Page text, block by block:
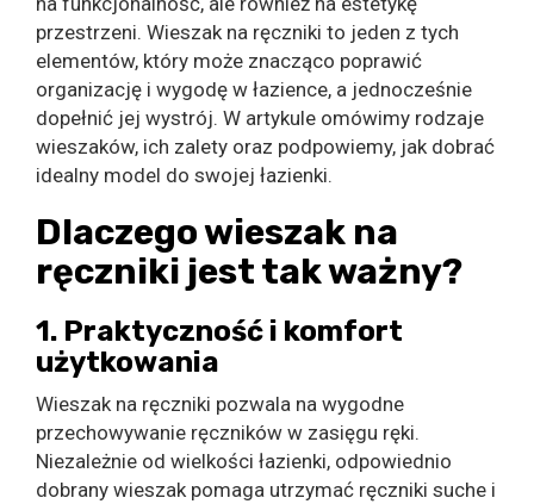
przestrzeni. Wieszak na ręczniki to jeden z tych
elementów, który może znacząco poprawić
organizację i wygodę w łazience, a jednocześnie
dopełnić jej wystrój. W artykule omówimy rodzaje
wieszaków, ich zalety oraz podpowiemy, jak dobrać
idealny model do swojej łazienki.
Dlaczego wieszak na
ręczniki jest tak ważny?
1. Praktyczność i komfort
użytkowania
Wieszak na ręczniki pozwala na wygodne
przechowywanie ręczników w zasięgu ręki.
Niezależnie od wielkości łazienki, odpowiednio
dobrany wieszak pomaga utrzymać ręczniki suche i